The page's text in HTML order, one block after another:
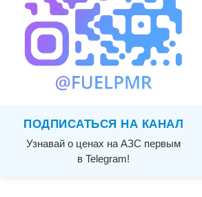
ПОДПИСАТЬСЯ НА КАНАЛ
Узнавай о ценах на АЗС первым
в Telegram!